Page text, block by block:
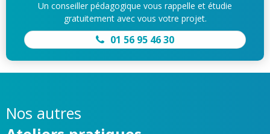
Un conseiller pédagogique vous rappelle et étudie
gratuitement avec vous votre projet.
01 56 95 46 30
Nos autres